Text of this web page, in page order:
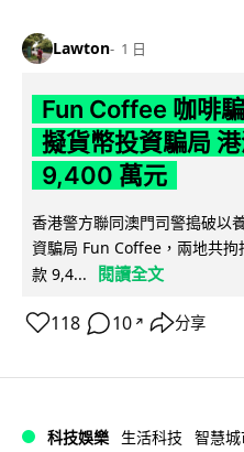
Lawton 1 日
Fun Coffee 咖啡
擬貨幣投資騙局
9,400 萬元
香港警方聯同澳門司警搗破以
資騙局 Fun Coffee，兩地共
款 9,4...
閱讀全文
118 10 ↗ 分享
科技娛樂 生活科技 智慧